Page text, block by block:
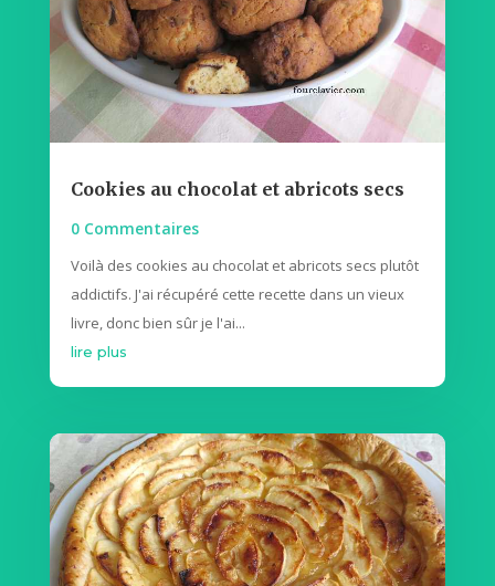
Cookies au chocolat et abricots secs
0 Commentaires
Voilà des cookies au chocolat et abricots secs plutôt
addictifs. J'ai récupéré cette recette dans un vieux
livre, donc bien sûr je l'ai...
lire plus